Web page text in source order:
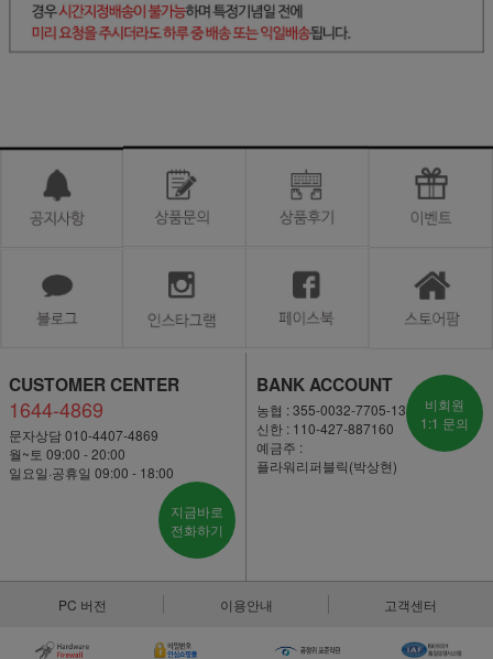
CUSTOMER CENTER
1644-4869
문자상담 010-4407-4869
월~토 09:00 - 20:00
일요일·공휴일 09:00 - 18:00
지금바로
전화하기
BANK ACCOUNT
농협 : 355-0032-7705-13
신한 : 110-427-887160
예금주 :
플라워리퍼블릭(박상현)
비회원
1:1 문의
PC 버전 이용안내 고객센터